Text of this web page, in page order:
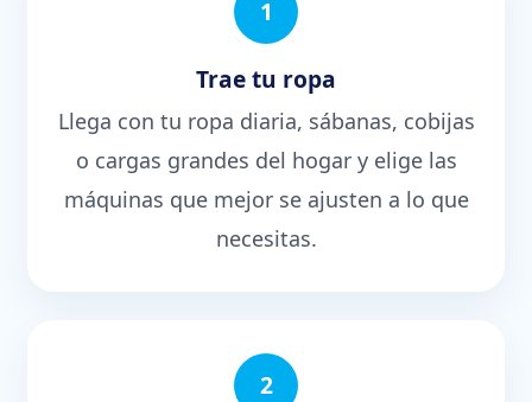
1
Trae tu ropa
Llega con tu ropa diaria, sábanas, cobijas
o cargas grandes del hogar y elige las
máquinas que mejor se ajusten a lo que
necesitas.
2